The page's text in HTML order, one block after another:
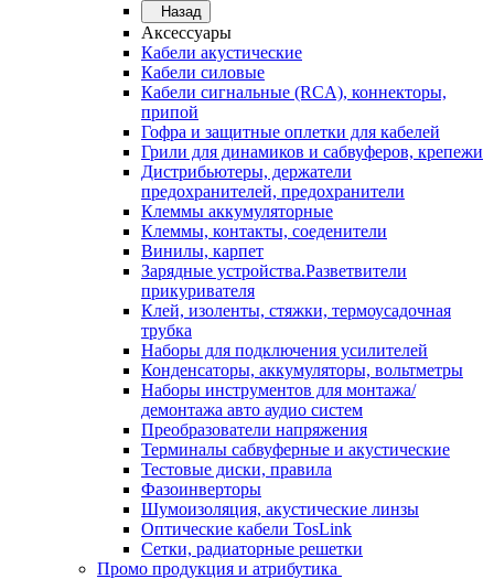
Назад
Аксессуары
Кабели акустические
Кабели силовые
Кабели сигнальные (RCA), коннекторы,
припой
Гофра и защитные оплетки для кабелей
Грили для динамиков и сабвуферов, крепежи
Дистрибьютеры, держатели
предохранителей, предохранители
Клеммы аккумуляторные
Клеммы, контакты, соеденители
Винилы, карпет
Зарядные устройства.Разветвители
прикуривателя
Клей, изоленты, стяжки, термоусадочная
трубка
Наборы для подключения усилителей
Конденсаторы, аккумуляторы, вольтметры
Наборы инструментов для монтажа/
демонтажа авто аудио систем
Преобразователи напряжения
Терминалы сабвуферные и акустические
Тестовые диски, правила
Фазоинверторы
Шумоизоляция, акустические линзы
Оптические кабели TosLink
Сетки, радиаторные решетки
Промо продукция и атрибутика